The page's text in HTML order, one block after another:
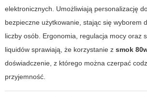
elektronicznych. Umożliwiają personalizację
bezpieczne użytkowanie, stając się wyborem
liczby osób. Ergonomia, regulacja mocy oraz
liquidów sprawiają, że korzystanie z smok
doświadczenie, z którego można czerpać
przyjemność.